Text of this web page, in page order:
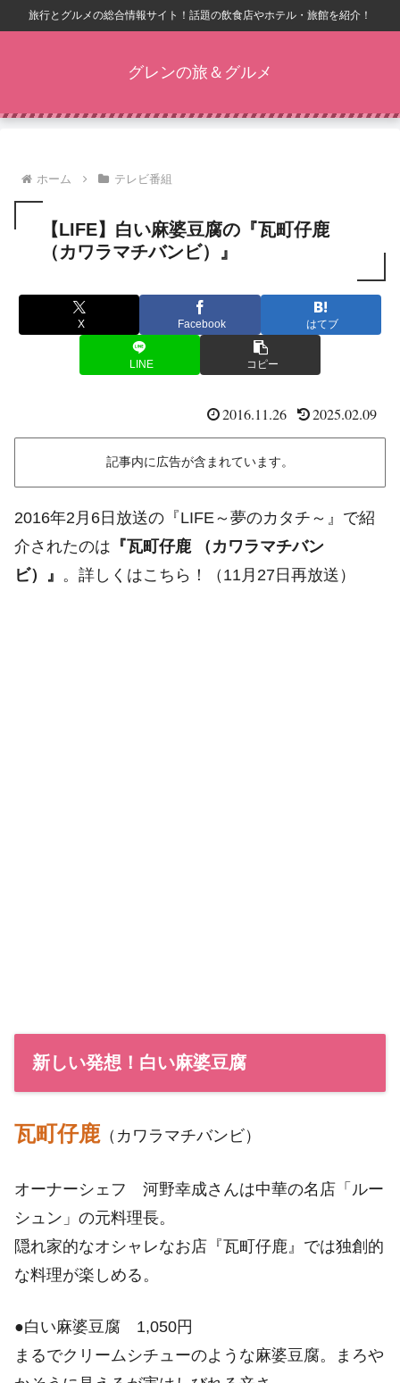
旅行とグルメの総合情報サイト！話題の飲食店やホテル・旅館を紹介！
グレンの旅＆グルメ
ホーム テレビ番組
【LIFE】白い麻婆豆腐の『瓦町仔鹿
（カワラマチバンビ）』
X Facebook はてブ
LINE コピー
2016.11.26 2025.02.09
記事内に広告が含まれています。
2016年2月6日放送の『LIFE～夢のカタチ～』で紹
介されたのは 『瓦町仔鹿 （カワラマチバン
ビ）』 。詳しくはこちら！（11月27日再放送）
新しい発想！白い麻婆豆腐
瓦町仔鹿（カワラマチバンビ）
オーナーシェフ 河野幸成さんは中華の名店「ルー
シュン」の元料理長。
隠れ家的なオシャレなお店『瓦町仔鹿』では独創的
な料理が楽しめる。
●白い麻婆豆腐 1,050円
まるでクリームシチューのような麻婆豆腐。まろや